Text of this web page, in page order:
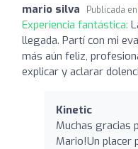
mario silva Publicada en
Experiencia fantástica:
llegada. Partí con mi
más aún feliz,
explicar y aclarar
Kinetic
Muchas gracias
Mario!Un placer